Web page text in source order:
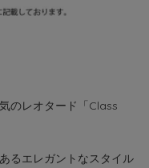
のレオタード「Class
るエレガントなスタイル